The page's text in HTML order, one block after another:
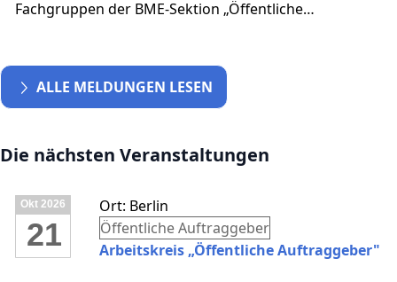
Fachgruppen der BME-Sektion „Öffentliche
und Nutzung von elektronischen Marktplätzen im
öffentlichen Einkauf“ zusammengefasst. Die
Überblick über die Welt der E-Marktplätze und findet
ALLE MELDUNGEN LESEN
Die nächsten Veranstaltungen
Okt 2026
21
Ort: Berlin
Öffentliche Auftraggeber
Arbeitskreis „Öffentliche Auftraggeber"